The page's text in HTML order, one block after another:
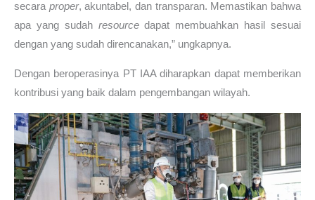
secara proper, akuntabel, dan transparan. Memastikan bahwa
apa yang sudah resourcedapat membuahkan hasil sesuai
dengan yang sudah direncanakan,” ungkapnya.
Dengan beroperasinya PT IAA diharapkan dapat memberikan
kontribusi yang baik dalam pengembangan wilayah.